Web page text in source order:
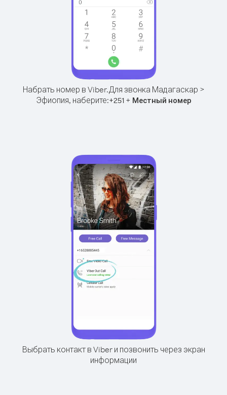
Набрать номер в Viber.Для звонка Мадагаскар >
Эфиопия, наберите:+251+ Местный номер
Выбрать контакт в Viber и позвонить через экран
информации